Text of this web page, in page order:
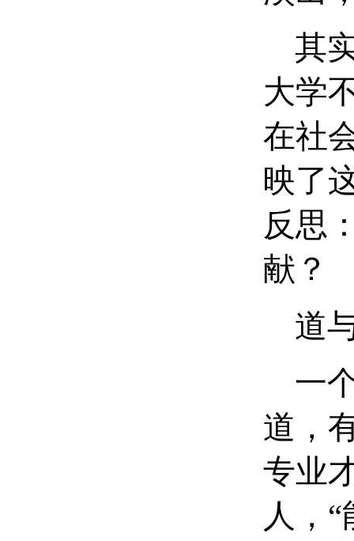
其
大学
在社
映了
反思
献？
道
一
道，
专业
人，